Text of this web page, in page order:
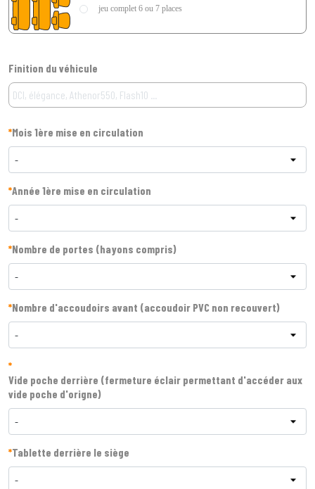
jeu complet 6 ou 7 places
Finition du véhicule
*Mois 1ère mise en circulation
-
*Année 1ère mise en circulation
-
*Nombre de portes (hayons compris)
-
*Nombre d'accoudoirs avant (accoudoir PVC non recouvert)
-
*
Vide poche derrière (fermeture éclair permettant d'accéder aux
vide poche d'origne)
-
*Tablette derrière le siège
-